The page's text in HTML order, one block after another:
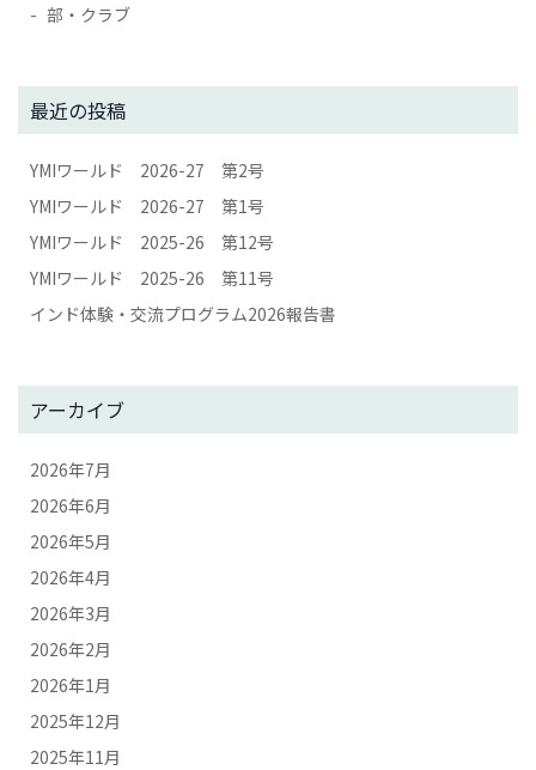
部・クラブ
最近の投稿
YMIワールド 2026-27 第2号
YMIワールド 2026-27 第1号
YMIワールド 2025-26 第12号
YMIワールド 2025-26 第11号
インド体験・交流プログラム2026報告書
アーカイブ
2026年7月
2026年6月
2026年5月
2026年4月
2026年3月
2026年2月
2026年1月
2025年12月
2025年11月